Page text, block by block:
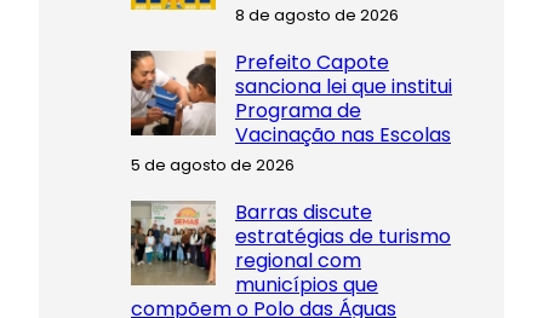
8 de agosto de 2026
Prefeito Capote
sanciona lei que institui
Programa de
Vacinação nas Escolas
5 de agosto de 2026
Barras discute
estratégias de turismo
regional com
municípios que
compõem o Polo das Águas